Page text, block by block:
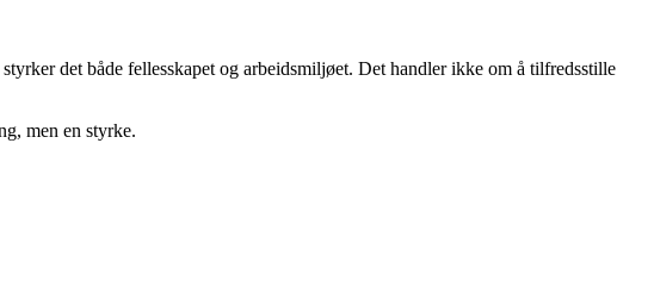
det både fellesskapet og arbeidsmiljøet. Det handler ikke om å tilfredsstille
men en styrke.